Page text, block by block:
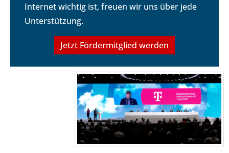
Internet wichtig ist, freuen wir uns über jede
Unterstützung.
Jetzt Fördermitglied werden